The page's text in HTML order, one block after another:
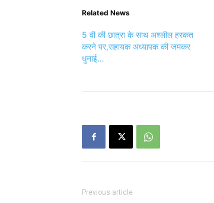
Related News
5 वी की छात्रा के साथ अश्लील हरकत
करने पर,सहायक अध्यापक की जमकर
धुनाई…
Previous article